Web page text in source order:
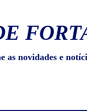
as novidades e